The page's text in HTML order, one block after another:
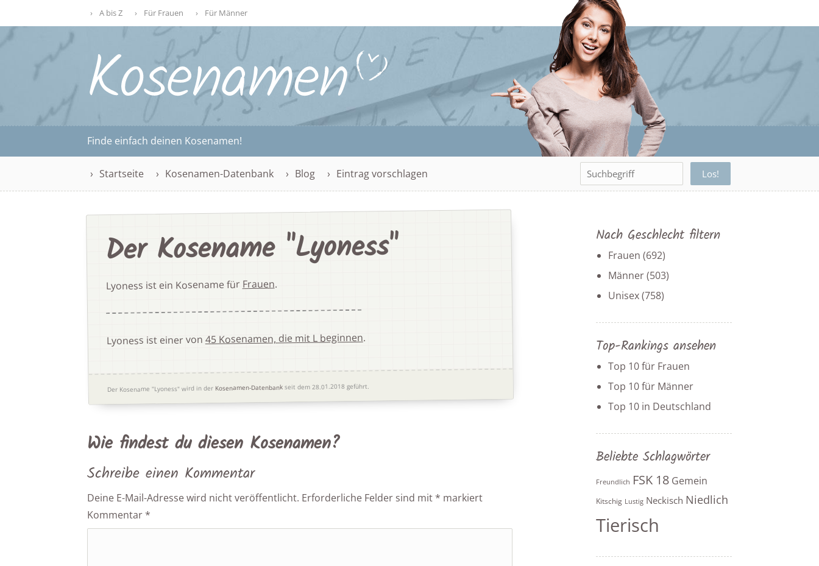
A bis Z Für Frauen Für Männer
Finde einfach deinen Kosenamen!
Startseite Kosenamen-Datenbank Blog Eintrag vorschlagen
Der Kosename "Lyoness"
Lyoness ist ein Kosename fürFrauen.
Lyoness ist einer von45 Kosenamen, die mit L beginnen.
Der Kosename "Lyoness" wird in der Kosenamen-Datenbankseit dem 28.01.2018 geführt.
Wie findest du diesen Kosenamen?
Schreibe einen Kommentar
Deine E-Mail-Adresse wird nicht veröffentlicht. Erforderliche Felder sind mit * markiert
Kommentar *
Nach Geschlecht filtern
Frauen (692)
Männer(503)
Unisex(758)
Top-Rankings ansehen
Top 10 für Frauen
Top 10 für Männer
Top 10 in Deutschland
Beliebte Schlagwörter
Freundlich FSK 18 Gemein
Kitschig Lustig Neckisch Niedlich
Tierisch